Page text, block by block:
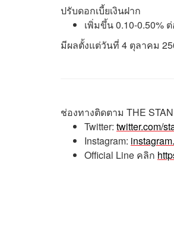
ปรับดอกเบี้ยเงินฝาก
เพิ่มขึ้น 0.10-0.50%
มีผลตั้งแต่วันที่ 4 ตุลาคม
ช่องทางติดตาม THE
Twitter: twitter.com/
Instagram:
Official Line คลิก